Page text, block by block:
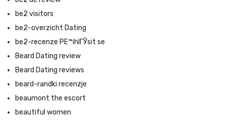
be2 visitors
be2-overzicht Dating
be2-recenze PЕ™ihlГЎsit se
Beard Dating review
Beard Dating reviews
beard-randki recenzje
beaumont the escort
beautiful women